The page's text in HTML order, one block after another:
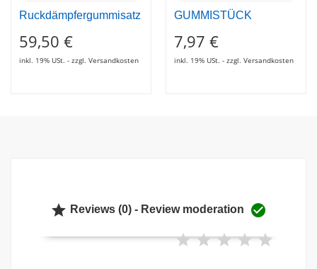
Ruckdämpfergummisatz
59,50 €
inkl. 19% USt. - zzgl. Versandkosten
GUMMISTÜCK
7,97 €
inkl. 19% USt. - zzgl. Versandkosten
 Reviews (0) - Review moderation 